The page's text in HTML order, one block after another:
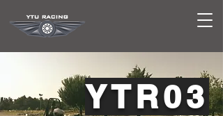
YTR03